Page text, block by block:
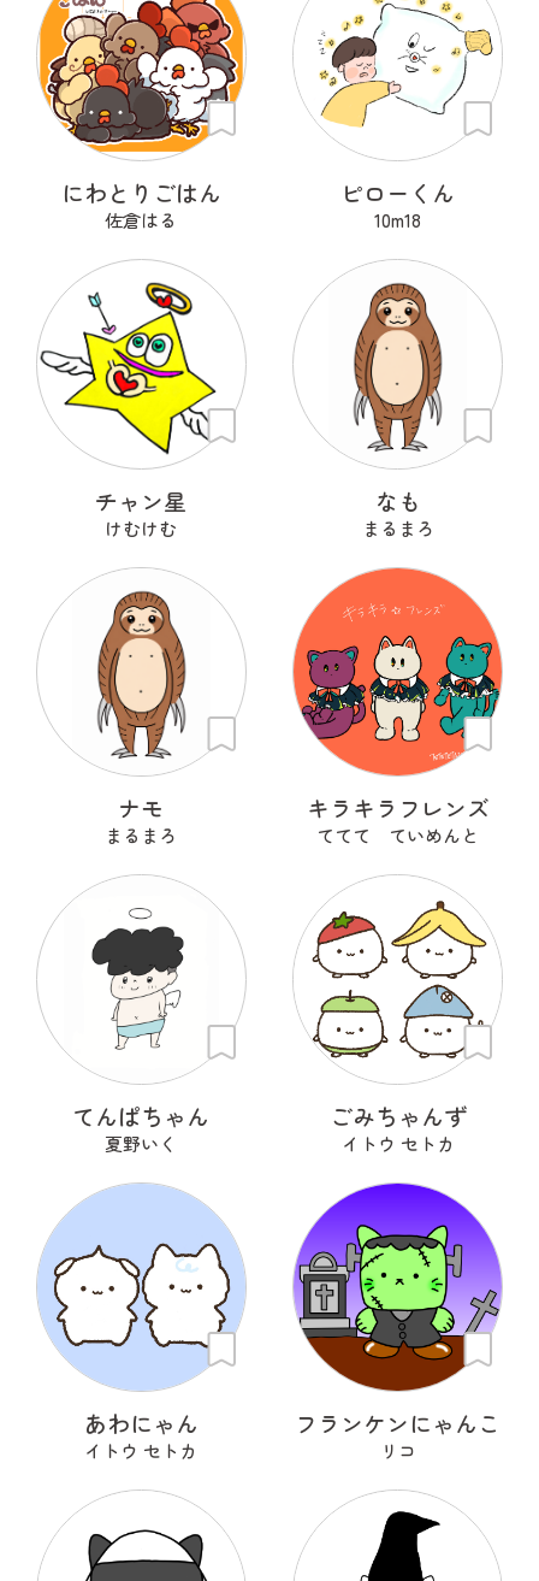
にわとりごはん
佐倉はる
ピローくん
10m18
チャン星
けむけむ
なも
まるまろ
ナモ
まるまろ
キラキラフレンズ
ててて ていめんと
てんぱちゃん
夏野いく
ごみちゃんず
イトウ セトカ
あわにゃん
イトウ セトカ
フランケンにゃんこ
リコ